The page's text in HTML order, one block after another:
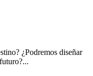
¿Podremos diseñar